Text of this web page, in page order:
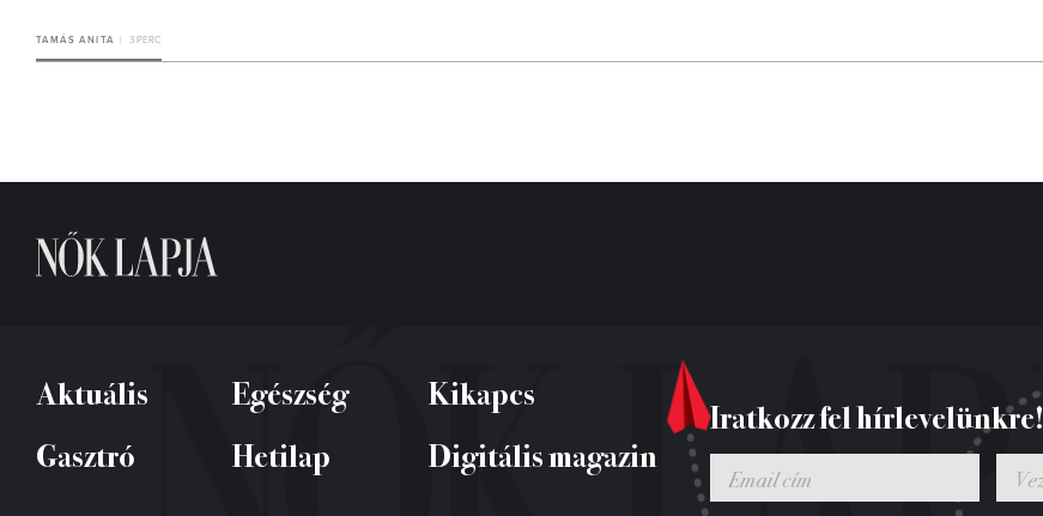
TAMÁS ANITA 3 PERC
Aktuális Egészség
Kikapcs
Gasztró
Hetilap Digitális magazin
Iratkozz fel hírlevelünkre!